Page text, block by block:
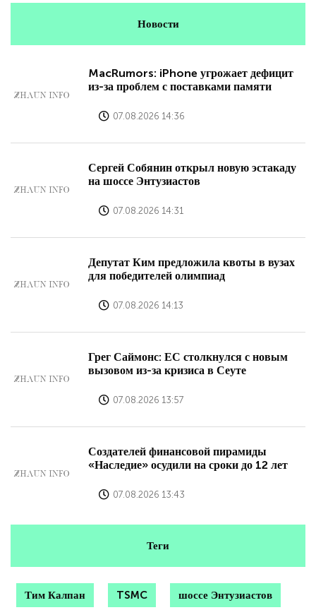
Новости
MacRumors: iPhone угрожает дефицит
из-за проблем с поставками памяти
07.08.2026 14:36
Сергей Собянин открыл новую эстакаду
на шоссе Энтузиастов
07.08.2026 14:31
Депутат Ким предложила квоты в вузах
для победителей олимпиад
07.08.2026 14:13
Грег Саймонс: ЕС столкнулся с новым
вызовом из-за кризиса в Сеуте
07.08.2026 13:57
Создателей финансовой пирамиды
«Наследие» осудили на сроки до 12 лет
07.08.2026 13:43
Теги
Тим Калпан TSMC шоссе Энтузиастов